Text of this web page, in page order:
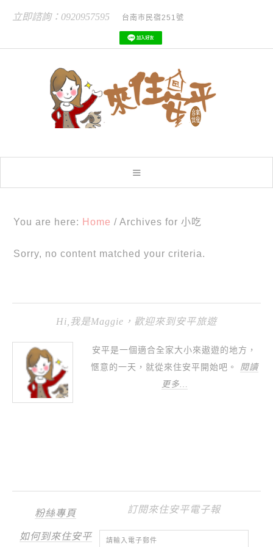
立即諮詢：0920957595 台南市民宿251號
You are here: Home / Archives for 小吃
Sorry, no content matched your criteria.
Hi,我是Maggie，歡迎來到安平旅遊
安平是一個適合全家大小來遨遊的地方，
愜意的一天，就從來住安平開始吧。 閱讀
更多…
粉絲專頁
如何到來住安平
訂閱來住安平電子報